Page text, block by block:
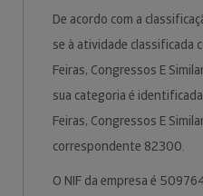
De acordo com a
se à atividade classificada
Feiras, Congressos E
sua categoria é
Feiras, Congressos E
correspondente 82300.
O NIF da empresa é